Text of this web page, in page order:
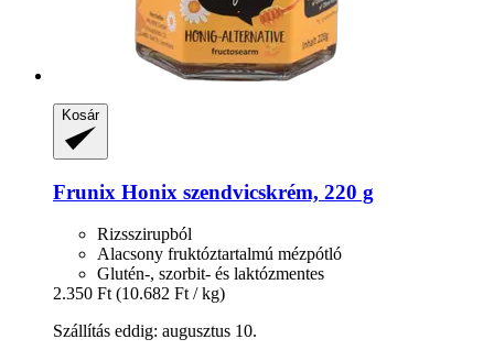
Kosár
Frunix Honix szendvicskrém, 220 g
Rizsszirupból
Alacsony fruktóztartalmú mézpótló
Glutén-, szorbit- és laktózmentes
2.350 Ft (10.682 Ft / kg)
Szállítás eddig: augusztus 10.